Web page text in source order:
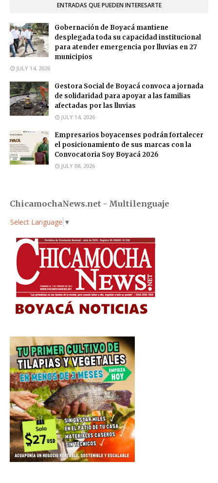
ENTRADAS QUE PUEDEN INTERESARTE
Gobernación de Boyacá mantiene
desplegada toda su capacidad institucional
para atender emergencia por lluvias en 27
municipios
JULY 14, 2026
Gestora Social de Boyacá convoca a jornada
de solidaridad para apoyar a las familias
afectadas por las lluvias
JULY 14, 2026
Empresarios boyacenses podrán fortalecer
el posicionamiento de sus marcas con la
Convocatoria Soy Boyacá 2026
JULY 08, 2026
ChicamochaNews.net - Multilenguaje
Select Language ▼